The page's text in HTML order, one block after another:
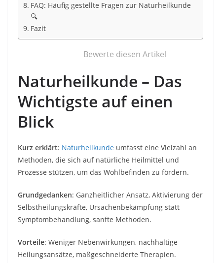
FAQ: Häufig gestellte Fragen zur Naturheilkunde
🔍
Fazit
Bewerte diesen Artikel
Naturheilkunde – Das
Wichtigste auf einen
Blick
Kurz erklärt: Naturheilkunde umfasst eine Vielzahl an
Methoden, die sich auf natürliche Heilmittel und
Prozesse stützen, um das Wohlbefinden zu fördern.
Grundgedanken: Ganzheitlicher Ansatz, Aktivierung der
Selbstheilungskräfte, Ursachenbekämpfung statt
Symptombehandlung, sanfte Methoden.
Vorteile: Weniger Nebenwirkungen, nachhaltige
Heilungsansätze, maßgeschneiderte Therapien.